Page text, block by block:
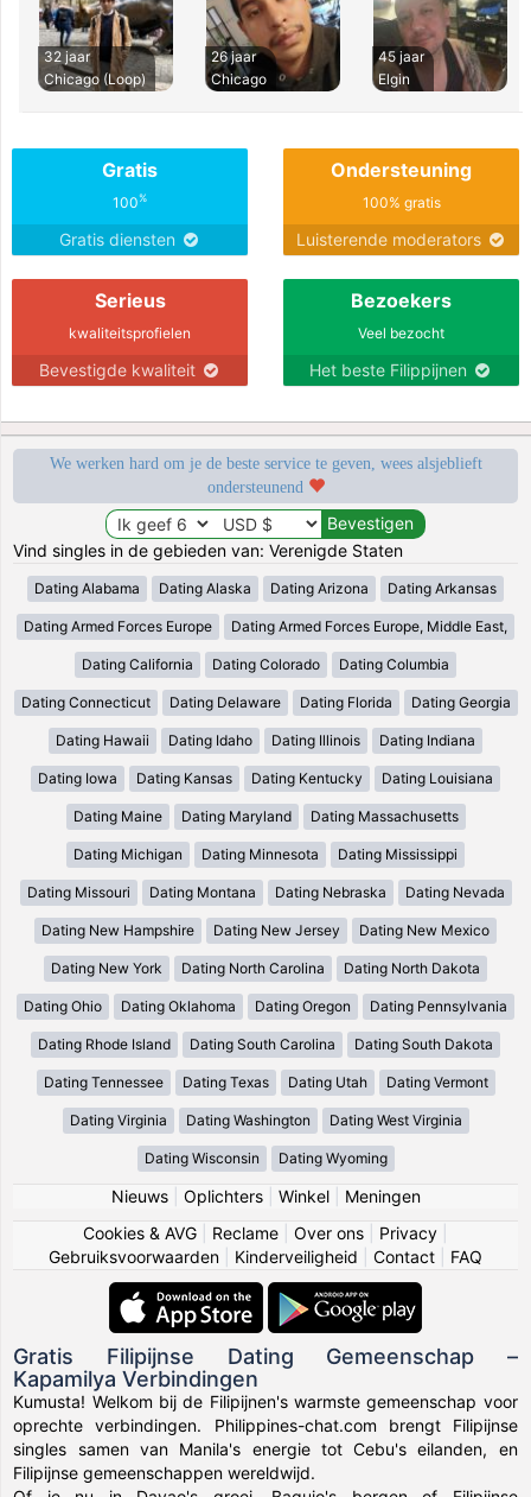
32 jaar
Chicago (Loop)
26 jaar
Chicago
45 jaar
Elgin
Gratis
100%
Gratis diensten
Ondersteuning
100% gratis
Luisterende moderators
Serieus
kwaliteitsprofielen
Bevestigde kwaliteit
Bezoekers
Veel bezocht
Het beste Filippijnen
We werken hard om je de beste service te geven, wees alsjeblieft
ondersteunend
Vind singles in de gebieden van: Verenigde Staten
Dating Alabama Dating Alaska Dating Arizona Dating Arkansas
Dating Armed Forces Europe Dating Armed Forces Europe, Middle East,
Dating California Dating Colorado Dating Columbia
Dating Connecticut Dating Delaware Dating Florida Dating Georgia
Dating Hawaii Dating Idaho Dating Illinois Dating Indiana
Dating Iowa Dating Kansas Dating Kentucky Dating Louisiana
Dating Maine Dating Maryland Dating Massachusetts
Dating Michigan Dating Minnesota Dating Mississippi
Dating Missouri Dating Montana Dating Nebraska Dating Nevada
Dating New Hampshire Dating New Jersey Dating New Mexico
Dating New York Dating North Carolina Dating North Dakota
Dating Ohio Dating Oklahoma Dating Oregon Dating Pennsylvania
Dating Rhode Island Dating South Carolina Dating South Dakota
Dating Tennessee Dating Texas Dating Utah Dating Vermont
Dating Virginia Dating Washington Dating West Virginia
Dating Wisconsin Dating Wyoming
Nieuws| Oplichters| Winkel| Meningen
Cookies & AVG
Reclame Over ons Privacy
Gebruiksvoorwaarden
Kinderveiligheid Contact FAQ
Gratis Filipijnse Dating Gemeenschap –
Kapamilya Verbindingen
Kumusta! Welkom bij de Filipijnen's warmste gemeenschap voor
oprechte verbindingen. Philippines-chat.com brengt Filipijnse
singles samen van Manila's energie tot Cebu's eilanden, en
Filipijnse gemeenschappen wereldwijd.